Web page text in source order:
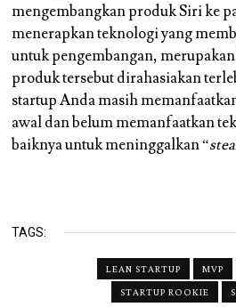
mengembangkan produk Siri ke
menerapkan teknologi yang
untuk pengembangan,
produk tersebut dirahasiakan
startup Anda masih
awal dan belum memanfaatkan
baiknya untuk meninggalkan “
TAGS:
LEAN STARTUP MVP
STARTUP ROOKIE